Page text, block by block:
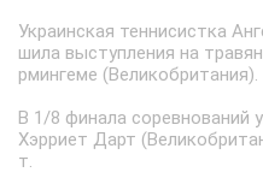
Украинская теннисистка
шила выступления на
рмингеме (Великобритания).
В 1/8 финала соревнований
Хэрриет Дарт
т.